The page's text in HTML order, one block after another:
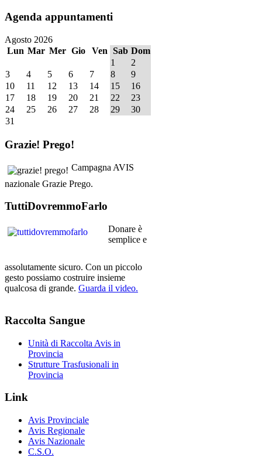
Agenda appuntamenti
Agosto 2026
Lun Mar Mer Gio Ven Sab Dom
1
2
3
4 5 6 7 8
9
10
11 12 13 14 15
16
17
18 19 20 21 22
23
24
25 26 27 28 29
30
31
Grazie! Prego!
Campagna AVIS
nazionale Grazie Prego.
TuttiDovremmoFarlo
Donare è
semplice e
assolutamente sicuro. Con un piccolo
gesto possiamo costruire insieme
qualcosa di grande. Guarda il video.
Raccolta Sangue
Unità di Raccolta Avis in
Provincia
Strutture Trasfusionali in
Provincia
Link
Avis Provinciale
Avis Regionale
Avis Nazionale
C.S.O.